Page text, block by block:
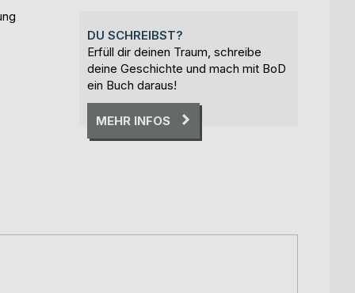
DU SCHREIBST?
Erfüll dir deinen Traum, schreibe
deine Geschichte und mach mit BoD
ein Buch daraus!
MEHR INFOS